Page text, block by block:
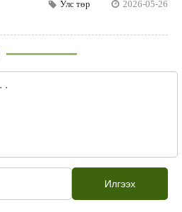
Улс төр 2026-05-26
Илгээх